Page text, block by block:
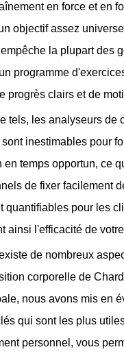
en force et en
objectif assez
la plupart des
programme
progrès clairs et de
tels, les analyseurs de
inestimables pour
en temps opportun, ce
de fixer facilement
quantifiables pour les
ainsi l'efficacité de
de nombreux
corporelle de
nous avons mis en
qui sont les plus
personnel, vous